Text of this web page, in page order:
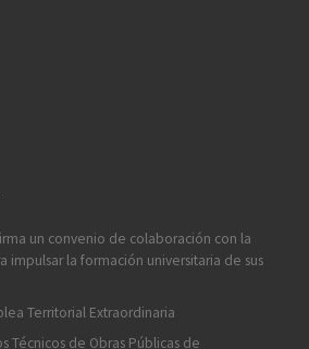
un convenio de colaboración con la
impulsar la formación universitaria de sus
Territorial Extraordinaria
Técnicos de Obras Públicas de